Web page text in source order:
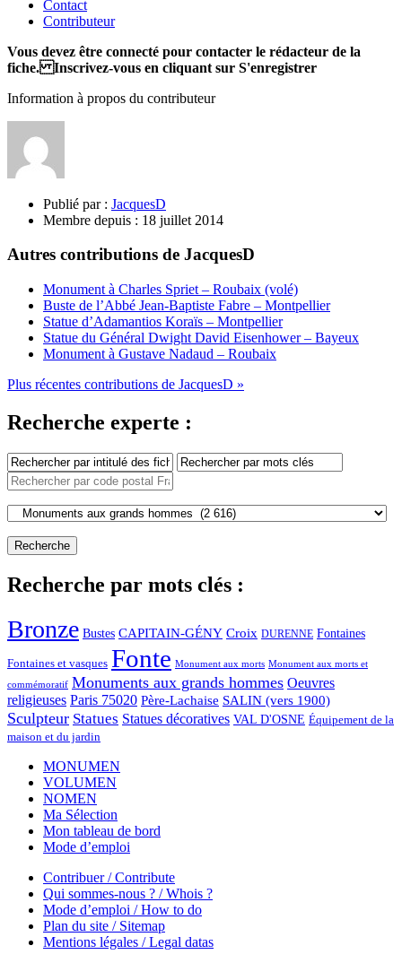
Contact
Contributeur
Vous devez être connecté pour contacter le rédacteur de la
fiche. Inscrivez-vous en cliquant sur S'enregistrer
Information à propos du contributeur
Publié par : JacquesD
Membre depuis : 18 juillet 2014
Autres contributions de JacquesD
Monument à Charles Spriet – Roubaix (volé)
Buste de l’Abbé Jean-Baptiste Fabre – Montpellier
Statue d’Adamantios Koraïs – Montpellier
Statue du Général Dwight David Eisenhower – Bayeux
Monument à Gustave Nadaud – Roubaix
Plus récentes contributions de JacquesD »
Recherche experte :
Recherche par mots clés :
Bronze Bustes CAPITAIN-GÉNY Croix DURENNE Fontaines
Fontaines et vasques Fonte Monument aux morts Monument aux morts et
commémoratif Monuments aux grands hommes Oeuvres
religieuses Paris 75020 Père-Lachaise SALIN (vers 1900)
Sculpteur Statues Statues décoratives VAL D'OSNE Équipement de la
maison et du jardin
MONUMEN
VOLUMEN
NOMEN
Ma Sélection
Mon tableau de bord
Mode d’emploi
Contribuer / Contribute
Qui sommes-nous ? / Whois ?
Mode d’emploi / How to do
Plan du site / Sitemap
Mentions légales / Legal datas